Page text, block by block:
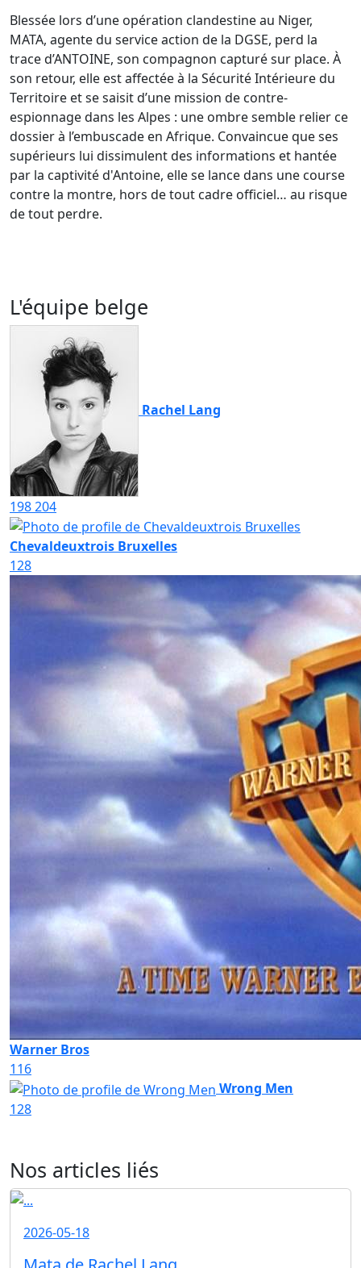
Blessée lors d’une opération clandestine au Niger,
MATA, agente du service action de la DGSE, perd la
trace d’ANTOINE, son compagnon capturé sur place. À
son retour, elle est affectée à la Sécurité Intérieure du
Territoire et se saisit d’une mission de contre-
espionnage dans les Alpes : une ombre semble relier ce
dossier à l’embuscade en Afrique. Convaincue que ses
supérieurs lui dissimulent des informations et hantée
par la captivité d'Antoine, elle se lance dans une course
contre la montre, hors de tout cadre officiel… au risque
de tout perdre.
L'équipe belge
Rachel Lang
198204
Chevaldeuxtrois Bruxelles
128
Warner Bros
116
Wrong Men
128
Nos articles liés
2026-05-18